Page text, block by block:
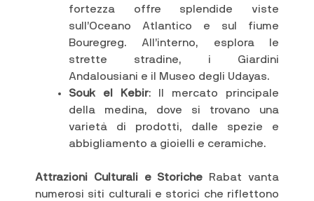
fortezza offre splendide viste
sull’Oceano Atlantico e sul fiume
Bouregreg. All’interno, esplora le
strette stradine, i Giardini
Andalousiani e il Museo degli Udayas.
Souk el Kebir: Il mercato principale
della medina, dove si trovano una
varietà di prodotti, dalle spezie e
abbigliamento a gioielli e ceramiche.
Attrazioni Culturali e Storiche Rabat vanta
numerosi siti culturali e storici che riflettono